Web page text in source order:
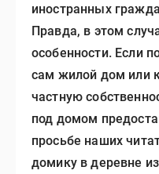
иностранных
Правда, в этом
особенности. Если
сам жилой дом или
частную
под домом
просьбе наших
домику в деревне